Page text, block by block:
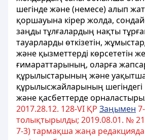
шегінде және (немесе) алып
қоршауына кірер жолда,
заңды тұлғалардың нақты
тауарларды өткізетін,
және қызметтерді көрсететін
ғимараттарының, оларға
құрылыстарының және
құрылысжайларының
және қасбеттерде
2017.28.12. 128-VI ҚР Заңымен
толықтырылды; 2019.08.01. №
7-3) тармақша жаңа редакцияда